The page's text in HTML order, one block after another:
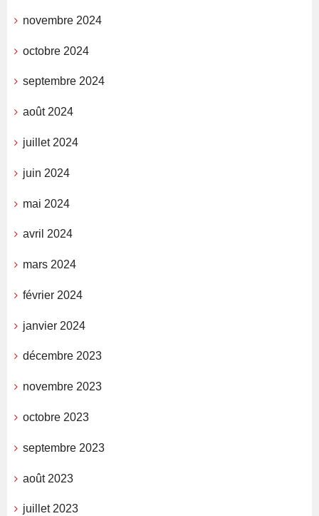
novembre 2024
octobre 2024
septembre 2024
août 2024
juillet 2024
juin 2024
mai 2024
avril 2024
mars 2024
février 2024
janvier 2024
décembre 2023
novembre 2023
octobre 2023
septembre 2023
août 2023
juillet 2023